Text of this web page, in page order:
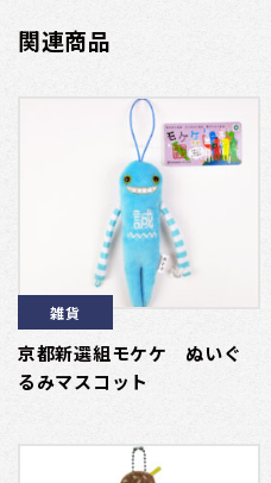
関連商品
雑貨
京都新選組モケケ ぬいぐ
るみマスコット